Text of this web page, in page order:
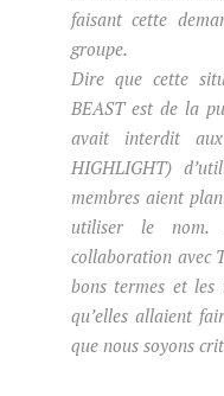
faisant cette
groupe.
Dire que cette
BEAST est de la
avait interdit aux
HIGHLIGHT)
membres aient
utiliser le nom.
collaboration avec
bons termes et les
qu’elles allaient
que nous soyons